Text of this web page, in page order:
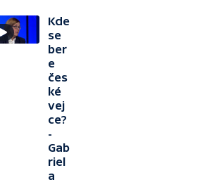
Kde
se
ber
e
čes
ké
vej
ce?
-
Gab
riel
a